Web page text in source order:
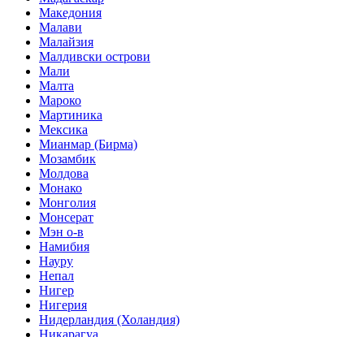
Македония
Малави
Малайзия
Малдивски острови
Мали
Малта
Мароко
Мартиника
Мексика
Мианмар (Бирма)
Мозамбик
Молдова
Монако
Монголия
Монсерат
Мэн о-в
Намибия
Науру
Непал
Нигер
Нигерия
Нидерландия (Холандия)
Никарагуа